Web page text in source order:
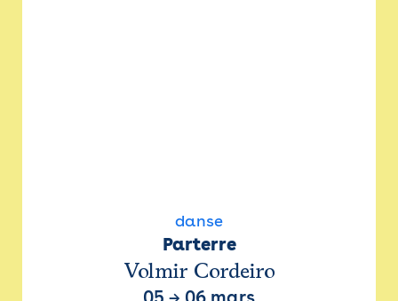
danse
Parterre
Volmir Cordeiro